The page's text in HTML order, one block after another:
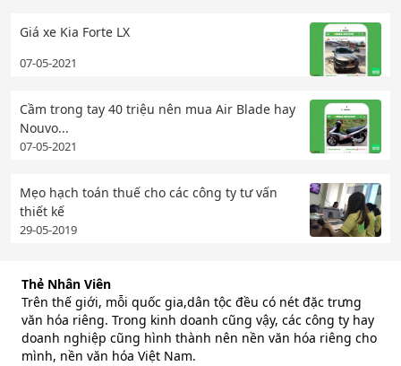
Giá xe Kia Forte LX
07-05-2021
Cầm trong tay 40 triệu nên mua Air Blade hay
Nouvo...
07-05-2021
Mẹo hạch toán thuế cho các công ty tư vấn
thiết kế
29-05-2019
Thẻ Nhân Viên
Trên thế giới, mỗi quốc gia,dân tộc đều có nét đặc trưng
văn hóa riêng. Trong kinh doanh cũng vậy, các công ty hay
doanh nghiệp cũng hình thành nên nền văn hóa riêng cho
mình, nền văn hóa Việt Nam.